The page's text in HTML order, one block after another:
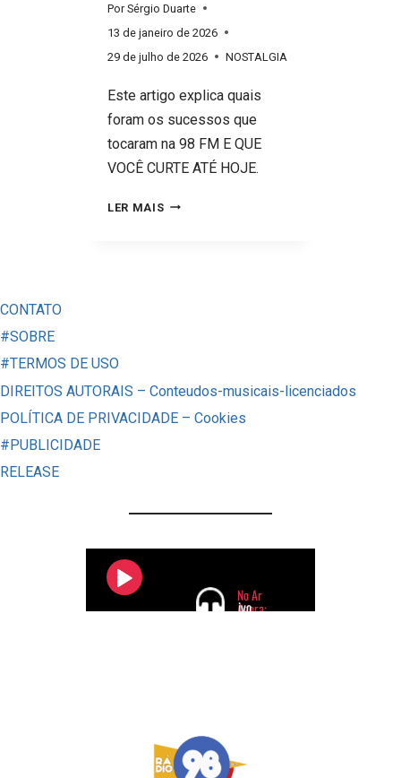
Por Sérgio Duarte
13 de janeiro de 2026
29 de julho de 2026
NOSTALGIA
Este artigo explica quais
foram os sucessos que
tocaram na 98 FM E QUE
VOCÊ CURTE ATÉ HOJE.
LER MAISOS
CONTATO
#SOBRE
#TERMOS DE USO
DIREITOS AUTORAIS – Conteudos-musicais-licenciados
POLÍTICA DE PRIVACIDADE – Cookies
#PUBLICIDADE
RELEASE